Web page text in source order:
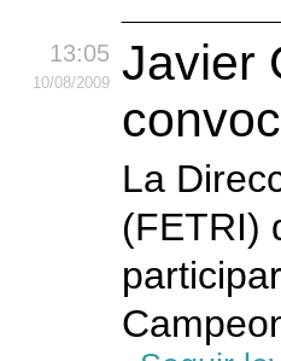
13:05
10/08/2009
Javier
La
(FETRI)